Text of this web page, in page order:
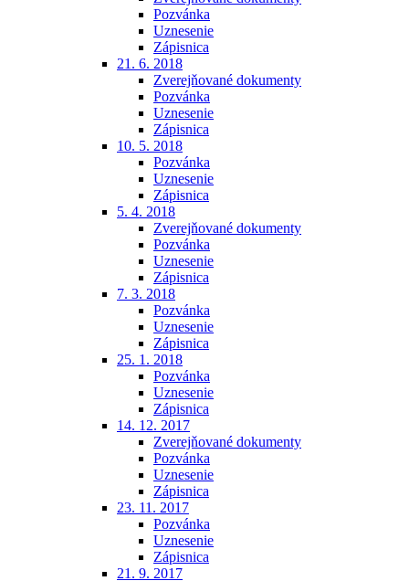
Pozvánka
Uznesenie
Zápisnica
21. 6. 2018
Zverejňované dokumenty
Pozvánka
Uznesenie
Zápisnica
10. 5. 2018
Pozvánka
Uznesenie
Zápisnica
5. 4. 2018
Zverejňované dokumenty
Pozvánka
Uznesenie
Zápisnica
7. 3. 2018
Pozvánka
Uznesenie
Zápisnica
25. 1. 2018
Pozvánka
Uznesenie
Zápisnica
14. 12. 2017
Zverejňované dokumenty
Pozvánka
Uznesenie
Zápisnica
23. 11. 2017
Pozvánka
Uznesenie
Zápisnica
21. 9. 2017